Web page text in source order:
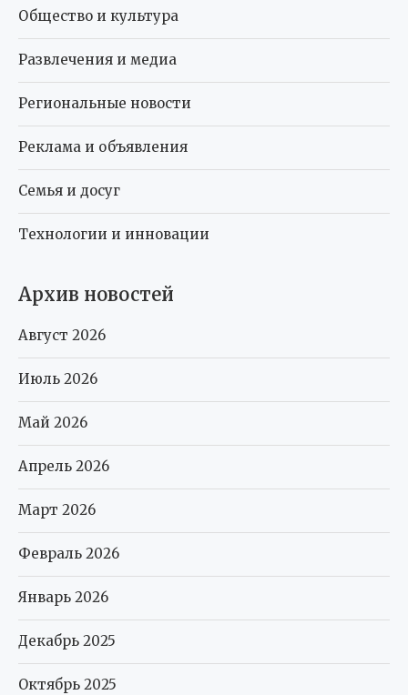
Общество и культура
Развлечения и медиа
Региональные новости
Реклама и объявления
Семья и досуг
Технологии и инновации
Архив новостей
Август 2026
Июль 2026
Май 2026
Апрель 2026
Март 2026
Февраль 2026
Январь 2026
Декабрь 2025
Октябрь 2025